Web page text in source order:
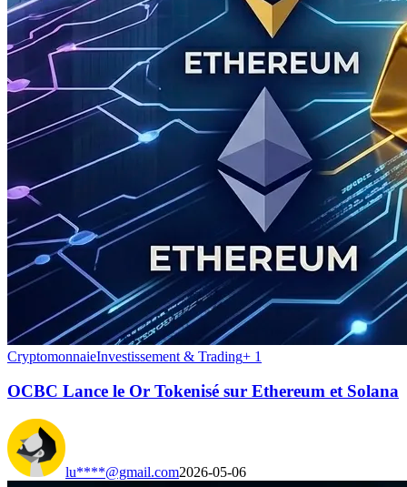
CryptomonnaieInvestissement & Trading+ 1
OCBC Lance le Or Tokenisé sur Ethereum et Solana
lu****@gmail.com2026-05-06